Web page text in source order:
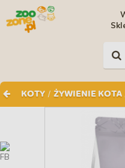
KOTY / ŻYWIENIE KOTA